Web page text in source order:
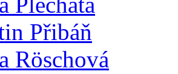
Přibáň
Röschová